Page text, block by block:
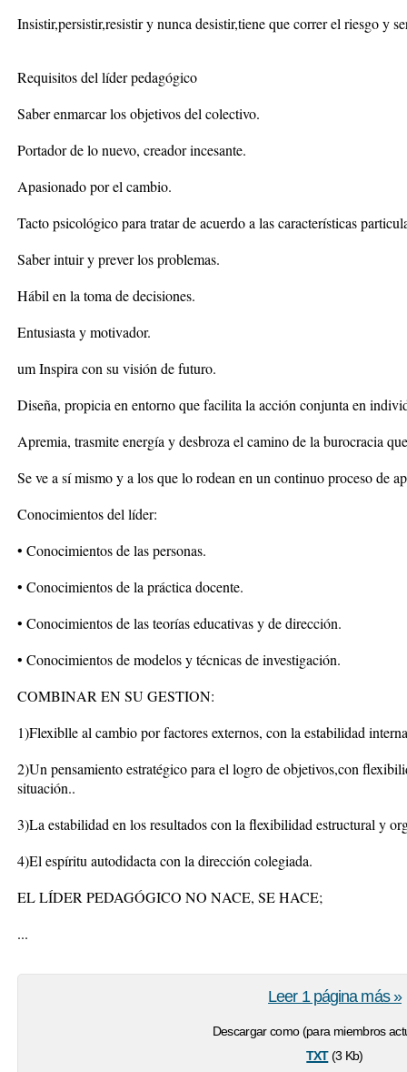
Insistir,persistir,resistir y nunca desistir,tiene que correr el riesgo y
Requisitos del líder pedagógico
Saber enmarcar los objetivos del colectivo.
Portador de lo nuevo, creador incesante.
Apasionado por el cambio.
Tacto psicológico para tratar de acuerdo a las características
Saber intuir y prever los problemas.
Hábil en la toma de decisiones.
Entusiasta y motivador.
um Inspira con su visión de futuro.
Diseña, propicia en entorno que facilita la acción conjunta en
Apremia, trasmite energía y desbroza el camino de la burocracia
Se ve a sí mismo y a los que lo rodean en un continuo proceso de
Conocimientos del líder:
• Conocimientos de las personas.
• Conocimientos de la práctica docente.
• Conocimientos de las teorías educativas y de dirección.
• Conocimientos de modelos y técnicas de investigación.
COMBINAR EN SU GESTION:
1)Flexiblle al cambio por factores externos, con la estabilidad
2)Un pensamiento estratégico para el logro de objetivos,con
situación..
3)La estabilidad en los resultados con la flexibilidad estructural y
4)El espíritu autodidacta con la dirección colegiada.
EL LÍDER PEDAGÓGICO NO NACE, SE HACE;
...
Descargar como (para miembros
txt(3 Kb)
Leer 1 página más »